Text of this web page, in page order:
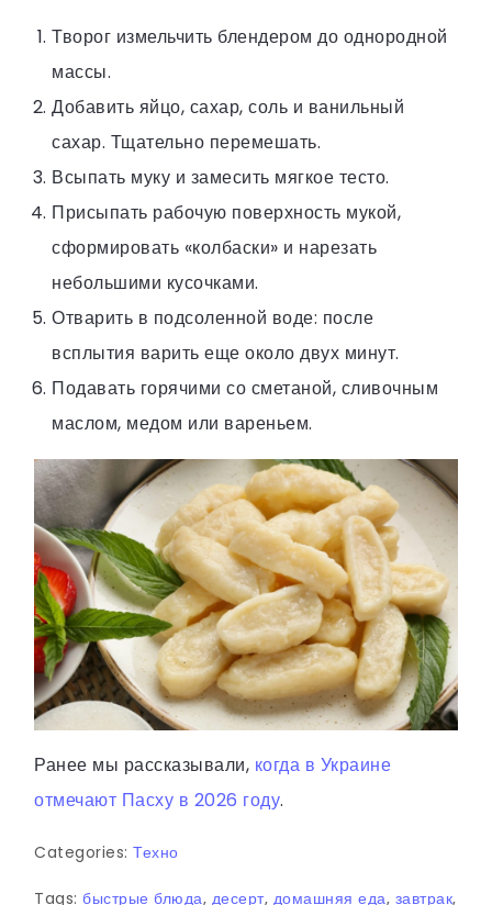
Творог измельчить блендером до однородной
массы.
Добавить яйцо, сахар, соль и ванильный
сахар. Тщательно перемешать.
Всыпать муку и замесить мягкое тесто.
Присыпать рабочую поверхность мукой,
сформировать «колбаски» и нарезать
небольшими кусочками.
Отварить в подсоленной воде: после
всплытия варить еще около двух минут.
Подавать горячими со сметаной, сливочным
маслом, медом или вареньем.
Ранее мы рассказывали, когда в Украине
отмечают Пасху в 2026 году.
Categories: Техно
Tags: быстрые блюда, десерт, домашняя еда, завтрак,